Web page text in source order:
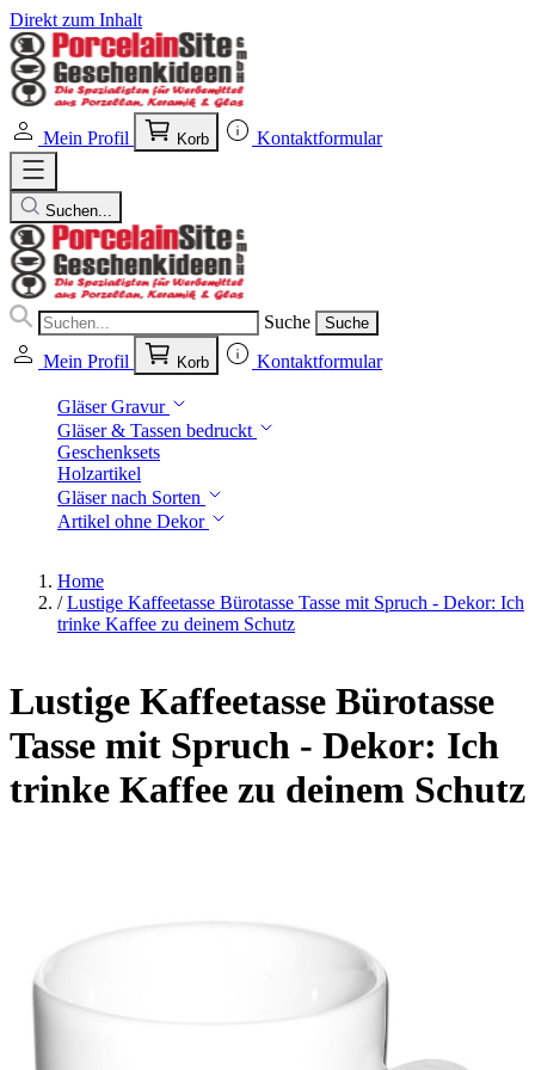
Direkt zum Inhalt
Mein Profil Korb Kontaktformular
Suchen...
Suche Suche
Mein Profil Korb Kontaktformular
Gläser Gravur
Gläser & Tassen bedruckt
Geschenksets
Holzartikel
Gläser nach Sorten
Artikel ohne Dekor
Home
/ Lustige Kaffeetasse Bürotasse Tasse mit Spruch - Dekor: Ich
trinke Kaffee zu deinem Schutz
Lustige Kaffeetasse Bürotasse
Tasse mit Spruch - Dekor: Ich
trinke Kaffee zu deinem Schutz